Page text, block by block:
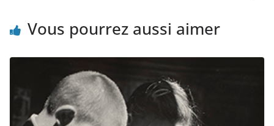
Vous pourrez aussi aimer